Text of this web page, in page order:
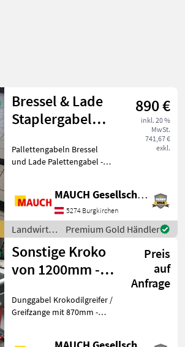
Bressel & Lade
Staplergabel
AKTION
890 €
inkl. 20 %
MwSt.
741,67 €
exkl.
Pallettengabeln Bressel
und Lade Palettengabel -
Firma Bressel & Lade -
passend für Euro -
Aufnahme & Weidemann
HV - Gabelträg
MAUCH Gesellschaft m.b.H. & Co.KG
5274 Burgkirchen
Landwirtsch.
Motorfahrzeuge
/ Bressel &
Lade
Premium Gold Händler
Sonstige Kroko
von 1200mm -
Preis
auf
Anfrage
Dunggabel Krokodilgreifer /
Greifzange mit 870mm -